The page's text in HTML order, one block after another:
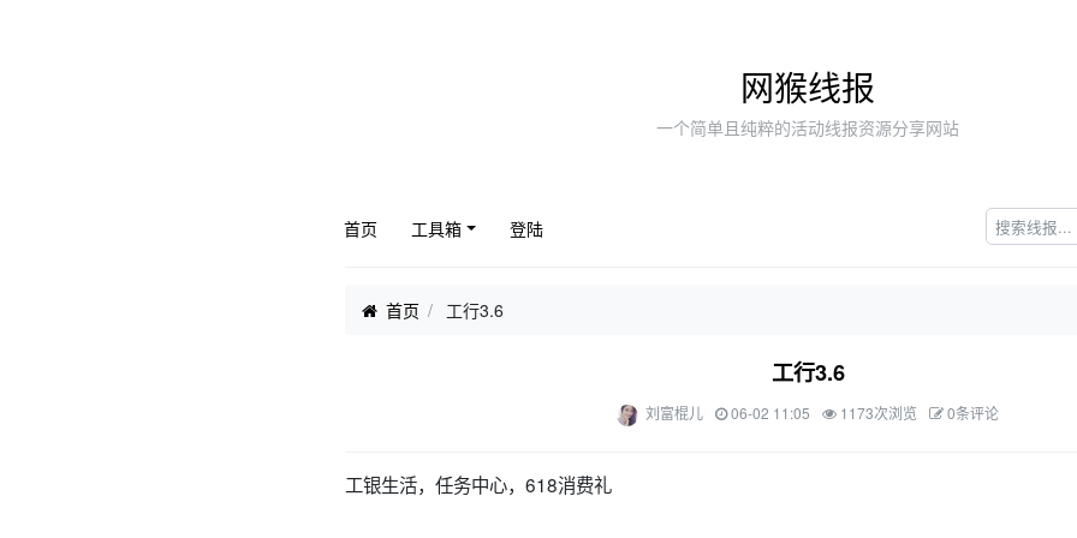
网猴线报
一个简单且纯粹的活动线报资源分享网站
首页 工具箱 登陆
首页 工行3.6
工行3.6
刘富棍儿 06-02 11:05 1173次浏览 0条评论
工银生活，任务中心，618消费礼